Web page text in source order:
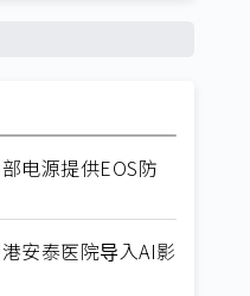
电源提供EOS防
安泰医院导入AI影